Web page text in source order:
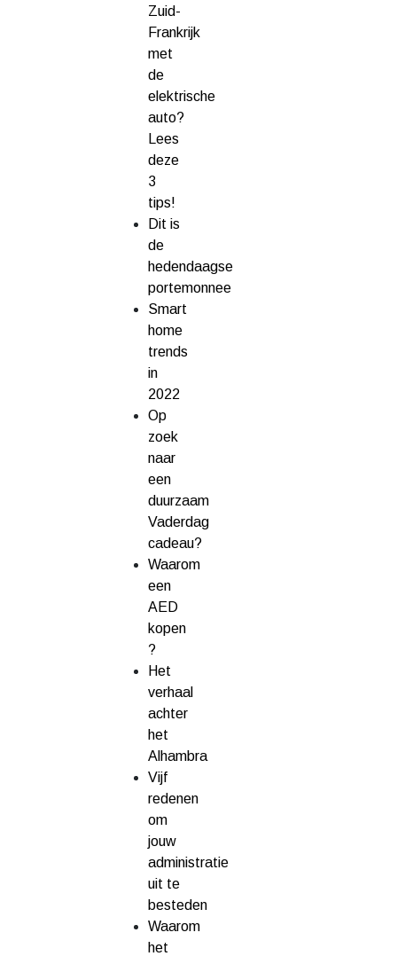
Zuid-
Frankrijk
met
de
elektrische
auto?
Lees
deze
3
tips!
Dit is
de
hedendaagse
portemonnee
Smart
home
trends
in
2022
Op
zoek
naar
een
duurzaam
Vaderdag
cadeau?
Waarom
een
AED
kopen
?
Het
verhaal
achter
het
Alhambra
Vijf
redenen
om
jouw
administratie
uit te
besteden
Waarom
het